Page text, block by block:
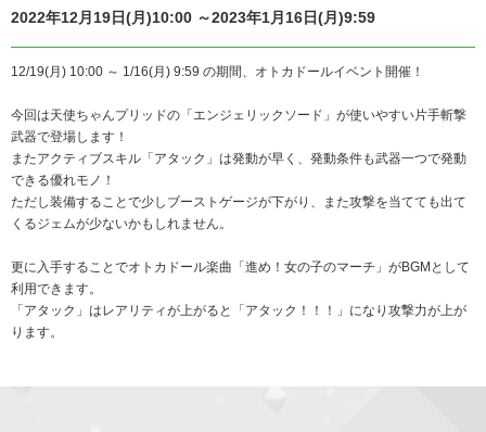
2022年12月19日(月)10:00 ～2023年1月16日(月)9:59
12/19(月) 10:00 ～ 1/16(月) 9:59 の期間、オトカドールイベント開催！
今回は天使ちゃんプリッドの「エンジェリックソード」が使いやすい片手斬撃
武器で登場します！
またアクティブスキル「アタック」は発動が早く、発動条件も武器一つで発動
できる優れモノ！
ただし装備することで少しブーストゲージが下がり、また攻撃を当てても出て
くるジェムが少ないかもしれません。
更に入手することでオトカドール楽曲「進め！女の子のマーチ」がBGMとして
利用できます。
「アタック」はレアリティが上がると「アタック！！！」になり攻撃力が上が
ります。